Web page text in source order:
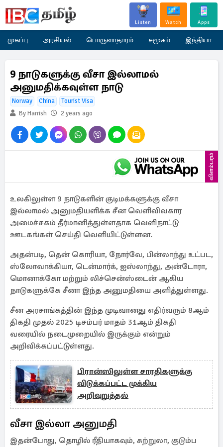
Listen Watch Apps
முகப்பு அரசியல் பொருளாதாரம் சமூகம் இந்தியா
9 நாடுகளுக்கு வீசா இல்லாமல்
அனுமதிக்கவுள்ள நாடு
Norway China
Tourist Visa
By Harrish
2 years ago
விளம்பரம்
உலகிலுள்ள 9 நாடுகளின் குடிமக்களுக்கு வீசா
இல்லாமல் அனுமதியளிக்க சீன வெளிவிவகார
அமைச்சகம் தீர்மானித்துள்ளதாக வெளிநாட்டு
ஊடகங்கள் செய்தி வெளியிட்டுள்ளன.
அதன்படி, தென் கொரியா, நோர்வே, பின்லாந்து உட்பட,
ஸ்லோவாக்கியா, டென்மார்க், ஐஸ்லாந்து, அன்டோரா,
மொனாக்கோ மற்றும் லிச்சென்ஸ்டைன் ஆகிய
நாடுகளுக்கே சீனா இந்த அனுமதியை அளித்துள்ளது.
சீன அரசாங்கத்தின் இந்த முடிவானது எதிர்வரும் 8ஆம்
திகதி முதல் 2025 டிசம்பர் மாதம் 31ஆம் திகதி
வரையில் நடைமுறையில் இருக்கும் என்றும்
அறிவிக்கப்பட்டுள்ளது.
பிரான்ஸிலுள்ள சாரதிகளுக்கு
விடுக்கப்பட்ட முக்கிய
அறிவுறுத்தல்
வீசா இல்லா அனுமதி
இதன்போது, தொழில் ரீதியாகவும், சுற்றுலா, குடும்ப